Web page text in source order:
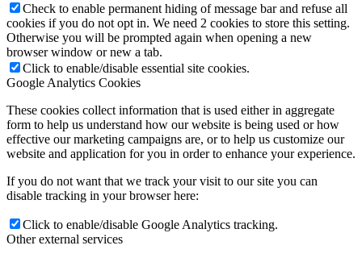
Check to enable permanent hiding of message bar and refuse all
cookies if you do not opt in. We need 2 cookies to store this setting.
Otherwise you will be prompted again when opening a new
browser window or new a tab.
Click to enable/disable essential site cookies.
Google Analytics Cookies
These cookies collect information that is used either in aggregate
form to help us understand how our website is being used or how
effective our marketing campaigns are, or to help us customize our
website and application for you in order to enhance your experience.
If you do not want that we track your visit to our site you can
disable tracking in your browser here:
Click to enable/disable Google Analytics tracking.
Other external services